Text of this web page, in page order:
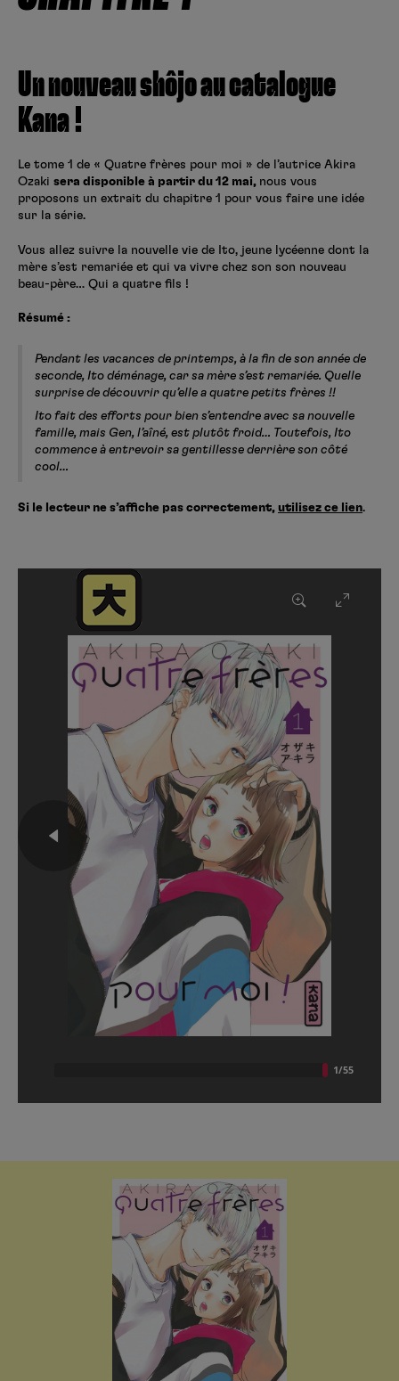
Un nouveau shôjo au catalogue
Kana !
Le tome 1 de « Quatre frères pour moi » de l’autrice Akira
Ozaki sera disponible à partir du 12 mai, nous vous
proposons un extrait du chapitre 1 pour vous faire une idée
sur la série.
Vous allez suivre la nouvelle vie de Ito, jeune lycéenne dont la
mère s’est remariée et qui va vivre chez son son nouveau
beau-père… Qui a quatre fils !
Résumé :
Pendant les vacances de printemps, à la fin de son année de
seconde, Ito déménage, car sa mère s’est remariée. Quelle
surprise de découvrir qu’elle a quatre petits frères !!
Ito fait des efforts pour bien s’entendre avec sa nouvelle
famille, mais Gen, l’aîné, est plutôt froid… Toutefois, Ito
commence à entrevoir sa gentillesse derrière son côté
cool…
Si le lecteur ne s’affiche pas correctement, utilisez ce lien.
Se connecter S’inscrire
Fire Force
Black Butler